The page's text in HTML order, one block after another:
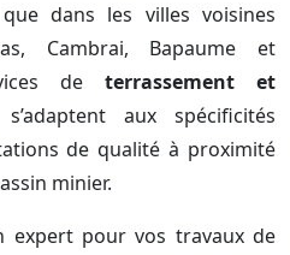
dans les villes voisines
Cambrai, Bapaume et
de terrassement et
s’adaptent aux spécificités
de qualité à proximité
minier.
expert pour vos travaux de